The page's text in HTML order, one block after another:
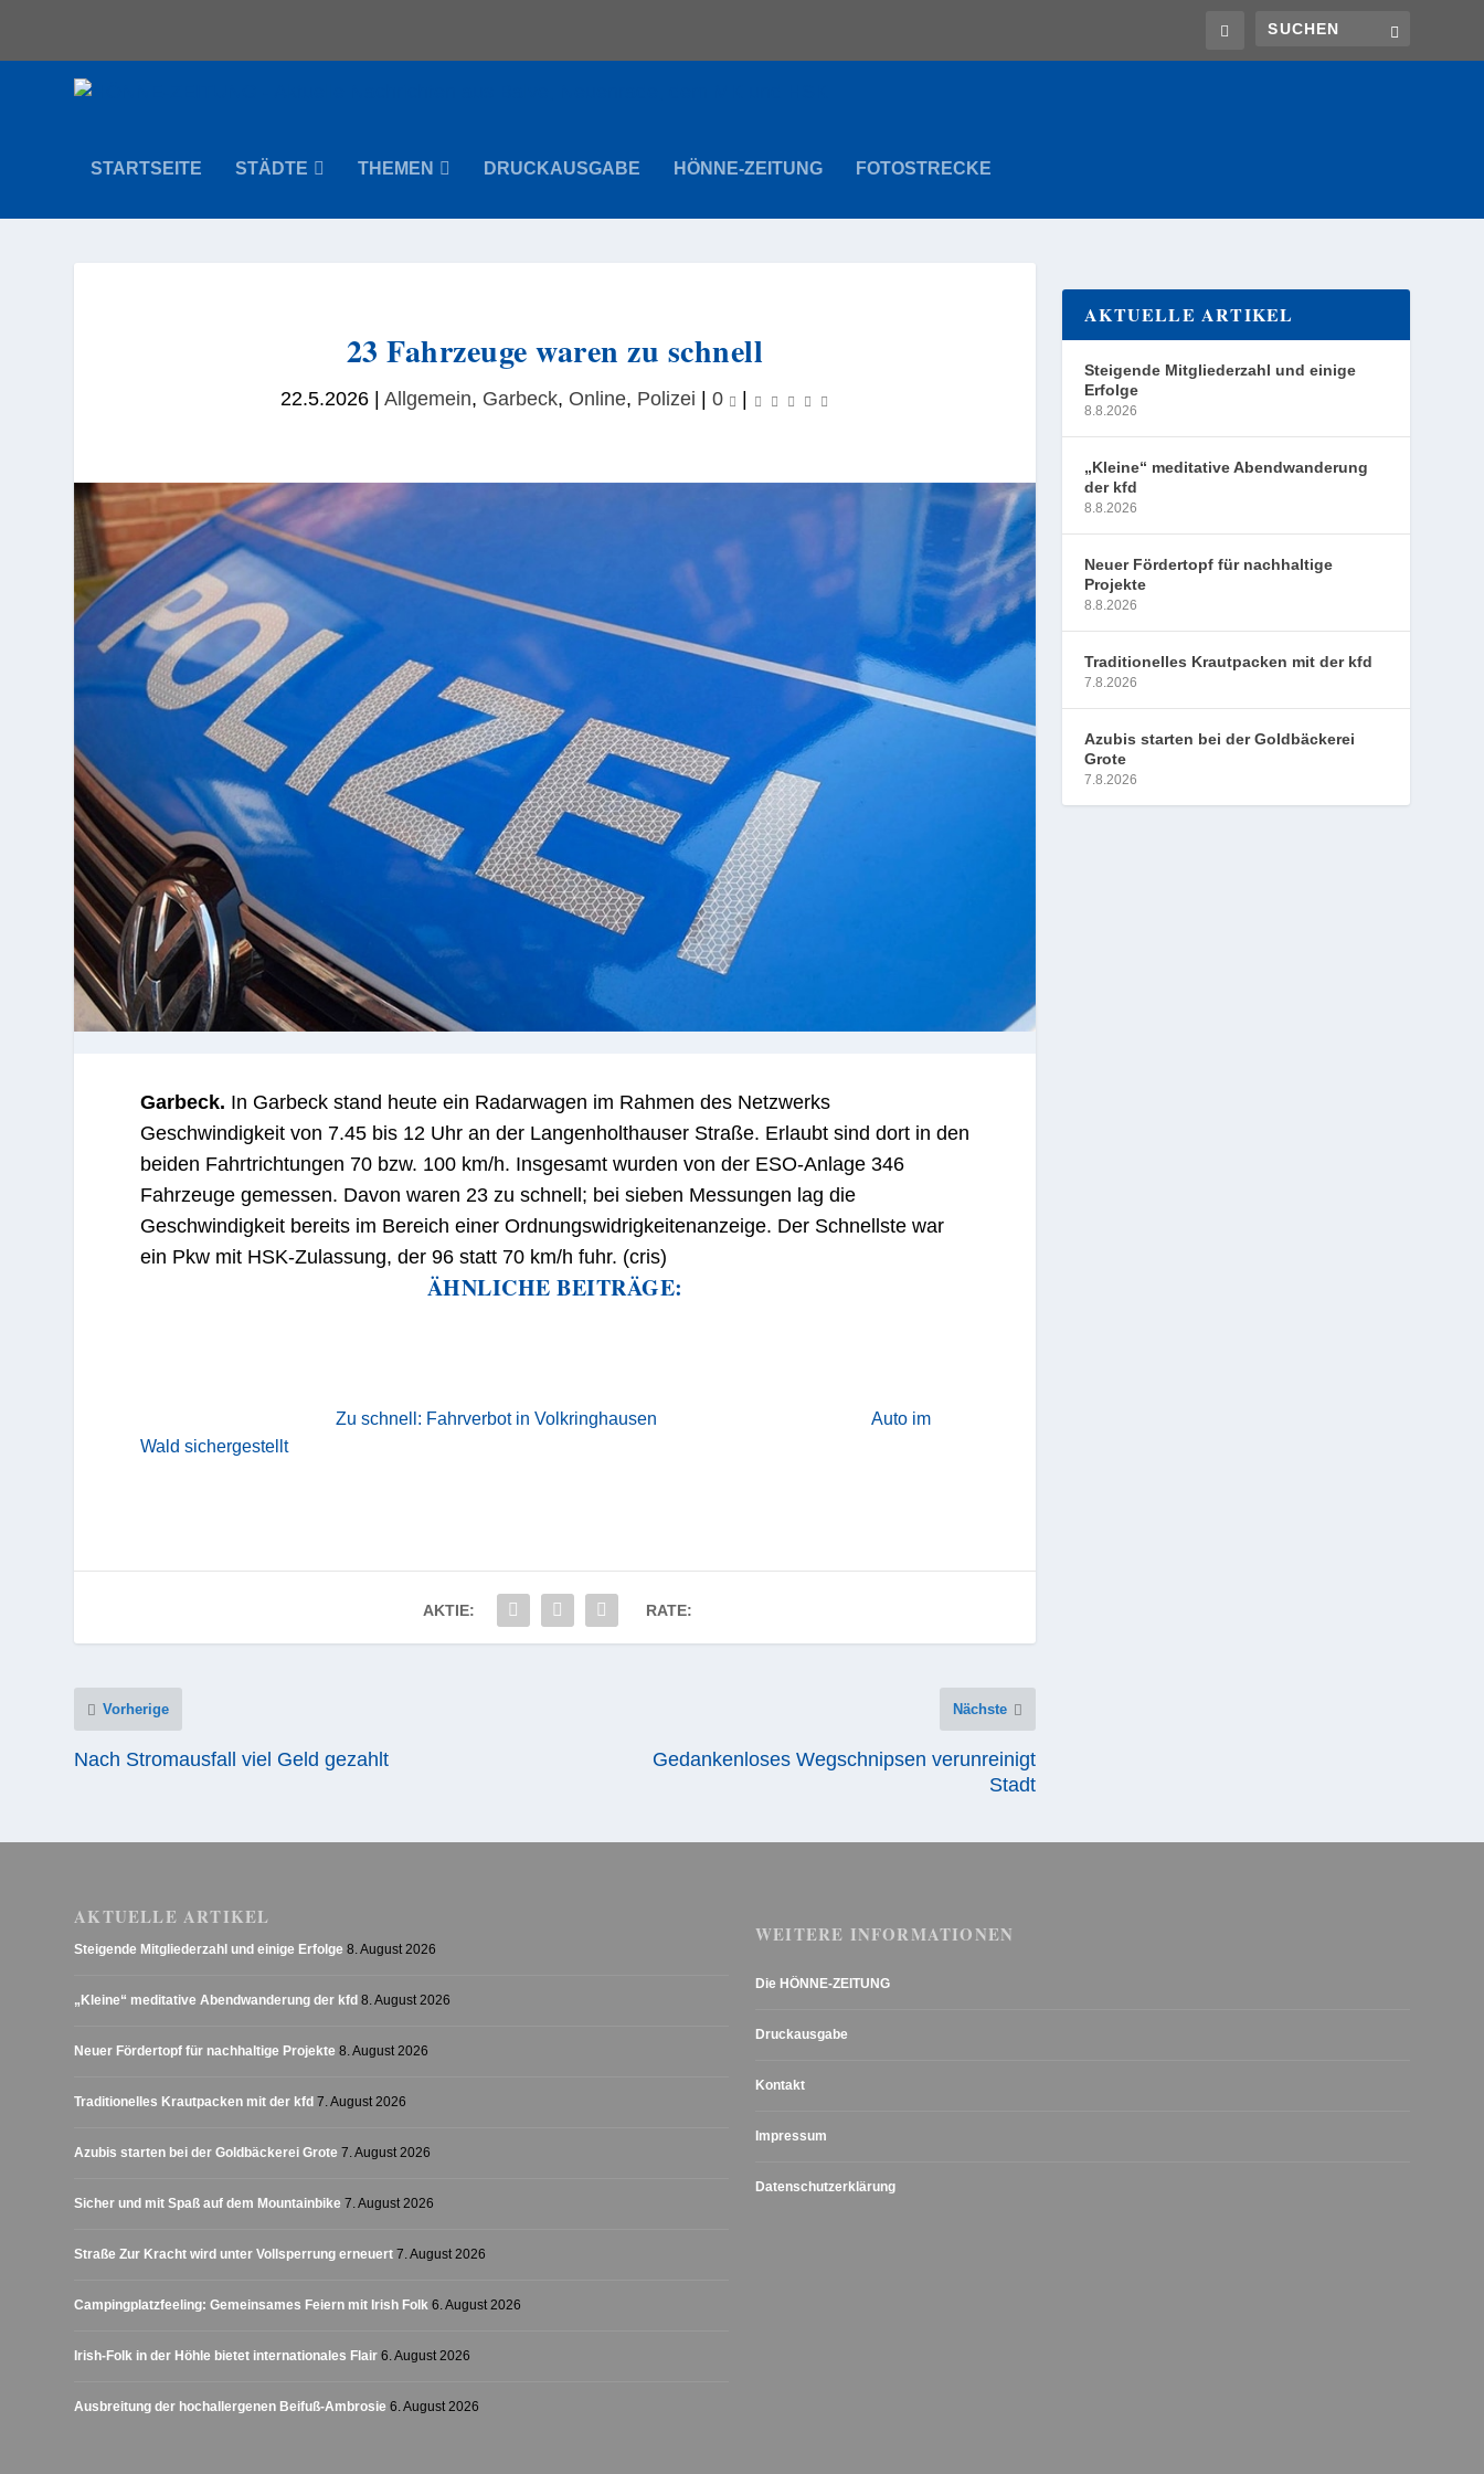
STARTSEITE STÄDTE THEMEN DRUCKAUSGABE HÖNNE-ZEITUNG FOTOSTRECKE
23 Fahrzeuge waren zu schnell
22.5.2026| Allgemein, Garbeck, Online, Polizei 0
Garbeck. In Garbeck stand heute ein Radarwagen im Rahmen des Netzwerks
Geschwindigkeit von 7.45 bis 12 Uhr an der Langenholthauser Straße. Erlaubt sind dort in den
beiden Fahrtrichtungen 70 bzw. 100 km/h. Insgesamt wurden von der ESO-Anlage 346
Fahrzeuge gemessen. Davon waren 23 zu schnell; bei sieben Messungen lag die
Geschwindigkeit bereits im Bereich einer Ordnungswidrigkeitenanzeige. Der Schnellste war
ein Pkw mit HSK-Zulassung, der 96 statt 70 km/h fuhr. (cris)
ÄHNLICHE BEITRÄGE:
Zu schnell: Fahrverbot in Volkringhausen
Auto im
Wald sichergestellt
AKTIE: RATE:
Vorherige
Nach Stromausfall viel Geld gezahlt
Nächste
Gedankenloses Wegschnipsen verunreinigt
Stadt
AKTUELLE ARTIKEL
Steigende Mitgliederzahl und einige
Erfolge
8.8.2026
„Kleine“ meditative Abendwanderung
der kfd
8.8.2026
Neuer Fördertopf für nachhaltige
Projekte
8.8.2026
Traditionelles Krautpacken mit der kfd
7.8.2026
Azubis starten bei der Goldbäckerei
Grote
7.8.2026
AKTUELLE ARTIKEL
Steigende Mitgliederzahl und einige Erfolge 8. August 2026
„Kleine“ meditative Abendwanderung der kfd 8. August 2026
Neuer Fördertopf für nachhaltige Projekte 8. August 2026
Traditionelles Krautpacken mit der kfd 7. August 2026
Azubis starten bei der Goldbäckerei Grote 7. August 2026
Sicher und mit Spaß auf dem Mountainbike 7. August 2026
Straße Zur Kracht wird unter Vollsperrung erneuert 7. August 2026
Campingplatzfeeling: Gemeinsames Feiern mit Irish Folk 6. August 2026
Irish-Folk in der Höhle bietet internationales Flair 6. August 2026
Ausbreitung der hochallergenen Beifuß-Ambrosie 6. August 2026
WEITERE INFORMATIONEN
Die HÖNNE-ZEITUNG
Druckausgabe
Kontakt
Impressum
Datenschutzerklärung